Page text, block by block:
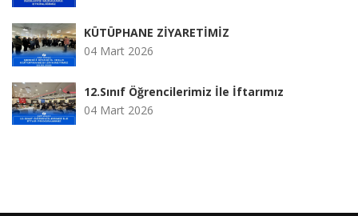
KÜTÜPHANE ZİYARETİMİZ
04 Mart 2026
12.Sınıf Öğrencilerimiz İle İftarımız
04 Mart 2026